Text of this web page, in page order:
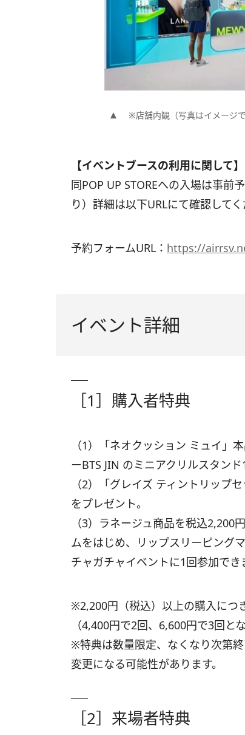
※店舗内観（写真はイメージで
【イベントブースの利用に関して】
同POP UP STOREへの入場は事前
り）詳細は以下URLにて確認してく
予約フォームURL： https://
イベント詳細
［1］購入者特典
（1）「ネオクッション ミュイ」
ーBTS JIN のミニアクリルスタンド
（2）「グレイズ ティントリップ
をプレゼント。
（3）ラネージュ商品を税込
ムをはじめ、リップスリーピング
チャガチャイベントに1回参加でき
※2,200円（税込）以上の購入につ
（4,400円で2回、6,600円で3回と
※特典は数量限定、なくなり次第
変更になる可能性があります。
［2］来場者特典